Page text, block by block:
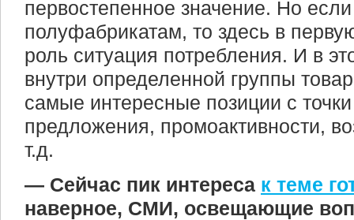
первостепенное значение. Но
полуфабрикатам, то здесь в
роль ситуация потребления. И в
внутри определенной группы
самые интересные позиции с
предложения, промоактивности,
т.д.
— Сейчас пик интереса к теме
наверное, СМИ, освещающие